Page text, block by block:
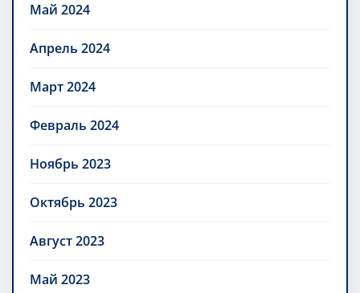
Май 2024
Апрель 2024
Март 2024
Февраль 2024
Ноябрь 2023
Октябрь 2023
Август 2023
Май 2023